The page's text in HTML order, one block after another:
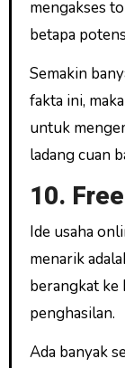
mengakses
betapa
Semakin
fakta ini,
untuk
ladang cuan
10.
Ide usaha
menarik
berangkat ke
penghasilan.
Ada banyak